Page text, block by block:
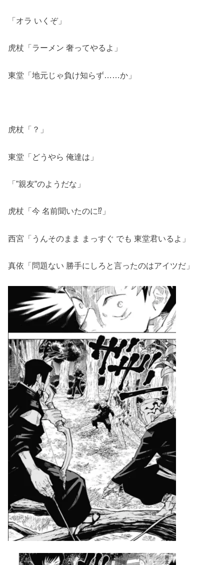
「オラ いくぞ」
虎杖「ラーメン 奢ってやるよ」
東堂「地元じゃ負け知らず……か」
虎杖「？」
東堂「どうやら 俺達は」
「”親友”のようだな」
虎杖「今 名前聞いたのに⁉」
西宮「うんそのまま まっすぐ でも 東堂君いるよ」
真依「問題ない 勝手にしろと言ったのはアイツだ」